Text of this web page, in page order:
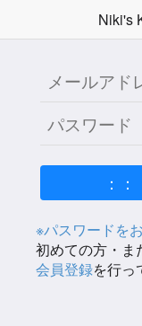
Niki's
※パスワードを
初めての方・ま
会員登録を行っ